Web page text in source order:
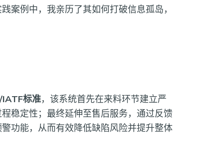
案例中，我亲历了其如何打破信息孤岛，
IATF标准，该系统首先在来料环节建立严
稳定性；最终延伸至售后服务，通过反馈
功能，从而有效降低缺陷风险并提升整体